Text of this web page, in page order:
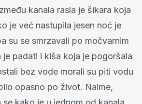
kanala rasla je šikara koja
je već nastupila jesen noć je
su se smrzavali po močvarnim
je padati i kiša koja je pogoršala
bez vode morali su piti vodu
opasno po život. Naime,